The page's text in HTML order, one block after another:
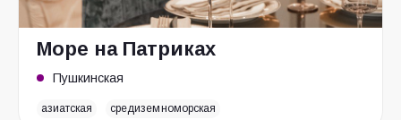
Море на Патриках
Пушкинская
азиатская средиземноморская